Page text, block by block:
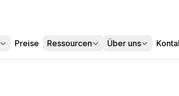
Preise Ressourcen Über uns